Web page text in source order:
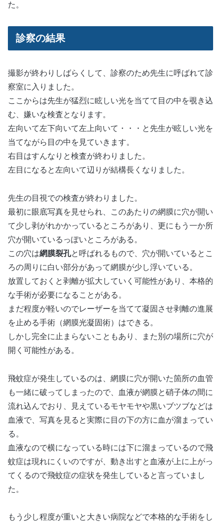
た。
診察の結果
撮影が終わりしばらくして、診察のため先生に呼ばれて診
察室に入りました。
ここからは先生が猛烈に眩しい光を当てて目の中を覗き込
む、嫌いな検査となります。
左向いて左下向いて左上向いて・・・と先生が眩しい光を
当てながら目の中を見ていきます。
右目はすんなりと検査が終わりました。
左目になると左向いて辺りが結構長くなりました。
先生の目視での検査が終わりました。
最初に眼底写真を見せられ、このあたりの網膜に穴が開い
て少し剥がれかかっているところがあり、更にもう一か所
穴が開いているっぽいところがある。
この穴は網膜裂孔と呼ばれるもので、穴が開いているとこ
ろの周りに白い部分があって網膜が少し浮いている。
放置しておくと剥離が拡大していく可能性があり、本格的
な手術が必要になることがある。
まだ程度が軽いのでレーザーを当てて凝固させ剥離の進展
を止める手術（網膜光凝固術）はできる。
しかし完全に止まらないこともあり、また別の場所に穴が
開く可能性がある。
飛蚊症が発生しているのは、網膜に穴が開いた箇所の血管
も一緒に破ってしまったので、血液が網膜と硝子体の間に
流れ込んでおり、見えているモヤモヤや黒いブツブなどは
血液で、写真を見ると実際に目の下の方に血が溜まってい
る。
血液なので横になっている時には下に溜まっているので飛
蚊症は現れにくいのですが、動き出すと血液が上に上がっ
てくるので飛蚊症の症状を発生していると言っていまし
た。
もう少し程度が重いと大きい病院などで本格的な手術をし